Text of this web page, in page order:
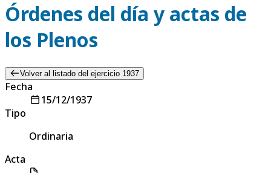
Órdenes del día y actas de
los Plenos
Volver al listado del ejercicio 1937
Fecha
15/12/1937
Tipo
Ordinaria
Acta